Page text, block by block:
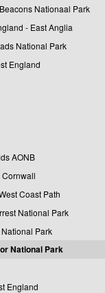
Nationaal Park
- East Anglia
National Park
England
AONB
Cornwall
Coast Path
National Park
Park
National Park
England